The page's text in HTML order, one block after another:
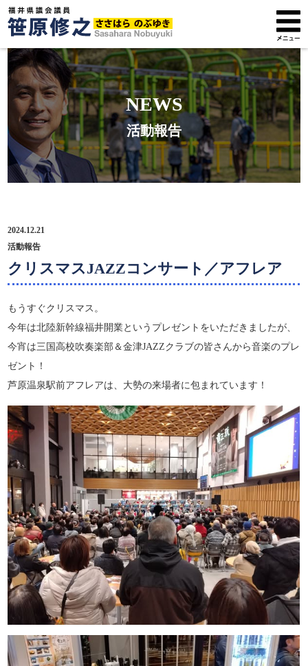
政策方針
サポーター募集
NEWS
活動報告
2024.12.21
活動報告
クリスマスJAZZコンサート／アフレア
もうすぐクリスマス。
今年は北陸新幹線福井開業というプレゼントをいただきましたが、
今宵は三国高校吹奏楽部＆金津JAZZクラブの皆さんから音楽のプレ
ゼント！
芦原温泉駅前アフレアは、大勢の来場者に包まれています！